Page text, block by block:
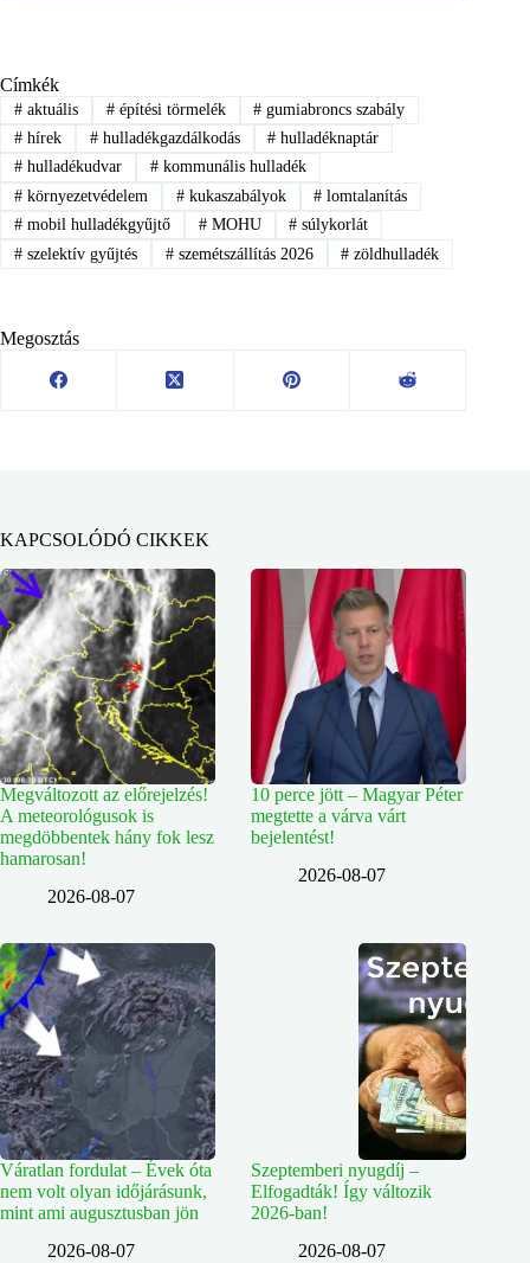
Címkék
#aktuális #építési törmelék # gumiabroncs szabály
#hírek #hulladékgazdálkodás # hulladéknaptár
#hulladékudvar #kommunális hulladék
#környezetvédelem #kukaszabályok # lomtalanítás
#mobil hulladékgyűjtő #MOHU # súlykorlát
#szelektív gyűjtés #szemétszállítás 2026 # zöldhulladék
Megosztás
KAPCSOLÓDÓ CIKKEK
Megváltozott az előrejelzés!
A meteorológusok is
megdöbbentek hány fok lesz
hamarosan!
2026-08-07
10 perce jött – Magyar Péter
megtette a várva várt
bejelentést!
2026-08-07
Váratlan fordulat – Évek óta
nem volt olyan időjárásunk,
mint ami augusztusban jön
2026-08-07
Szeptemberi nyugdíj –
Elfogadták! Így változik
2026-ban!
2026-08-07